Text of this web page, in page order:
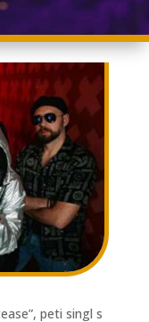
peti singl s